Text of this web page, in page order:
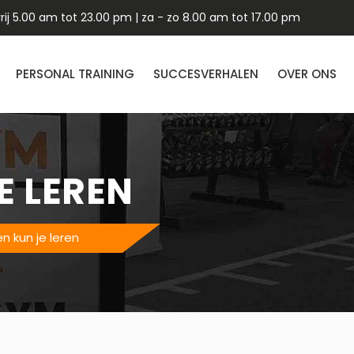
5.00 am tot 23.00 pm | za - zo 8.00 am tot 17.00 pm
PERSONAL TRAINING SUCCESVERHALEN OVER ONS
LEREN
kun je leren